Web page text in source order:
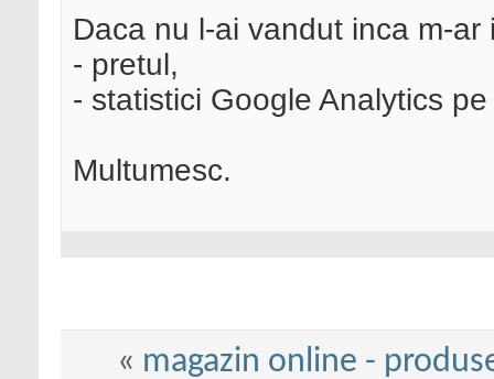
Daca nu l-ai vandut inca m-
- pretul,
- statistici Google Analytics
Multumesc.
« magazin online -